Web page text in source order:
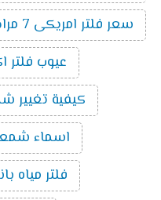
سعر فلتر امريكى 7 مراحل
عيوب فلتر اكوا
كيفية تغيير
اسماء شمعات
فلتر مياه